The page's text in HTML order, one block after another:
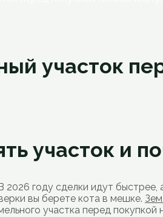
участок
участок и
2026 году сделки идут
вы берете кота в мешке.
участка перед